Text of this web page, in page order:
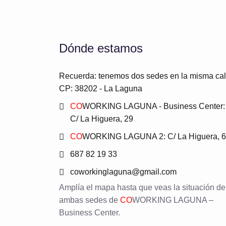
Dónde estamos
Recuerda: tenemos dos sedes en la misma
CP: 38202 - La Laguna
COWORKING LAGUNA - Business Center:
C/ La Higuera, 29
COWORKING LAGUNA 2: C/ La Higuera,
687 82 19 33
coworkinglaguna@gmail.com
Amplía el mapa hasta que veas la situación de
ambas sedes de COWORKING LAGUNA –
Business Center.